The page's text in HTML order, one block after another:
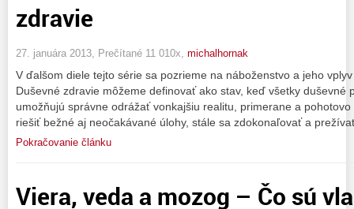
zdravie
27. januára 2013, Prečítané 11 010x, michalhornak
V ďalšom diele tejto série sa pozrieme na náboženstvo a jeho
Duševné zdravie môžeme definovať ako stav, keď všetky duševné
umožňujú správne odrážať vonkajšiu realitu, primerane a
riešiť bežné aj neočakávané úlohy, stále sa zdokonaľovať a
Pokračovanie článku
Viera, veda a mozog – Čo sú